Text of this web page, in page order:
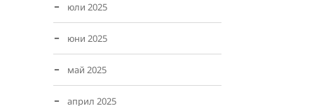
юли 2025
юни 2025
май 2025
април 2025